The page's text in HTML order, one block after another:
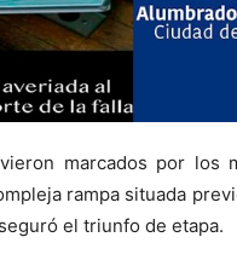
marcados por los
rampa situada
el triunfo de etapa.